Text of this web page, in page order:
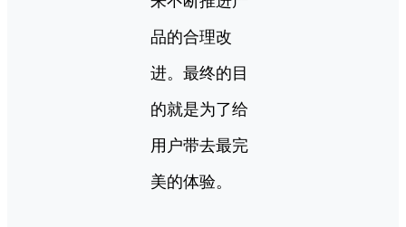
品的合理改
进。最终的目
的就是为了给
用户带去最完
美的体验。